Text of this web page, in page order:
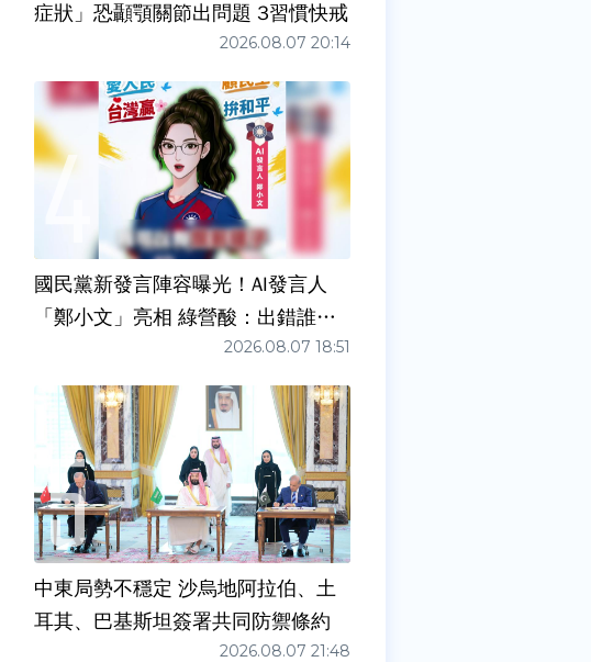
症狀」恐顳顎關節出問題 3習慣快戒
2026.08.07 20:14
國民黨新發言陣容曝光！AI發言人
「鄭小文」亮相 綠營酸：出錯誰負
2026.08.07 18:51
中東局勢不穩定 沙烏地阿拉伯、土
耳其、巴基斯坦簽署共同防禦條約
2026.08.07 21:48